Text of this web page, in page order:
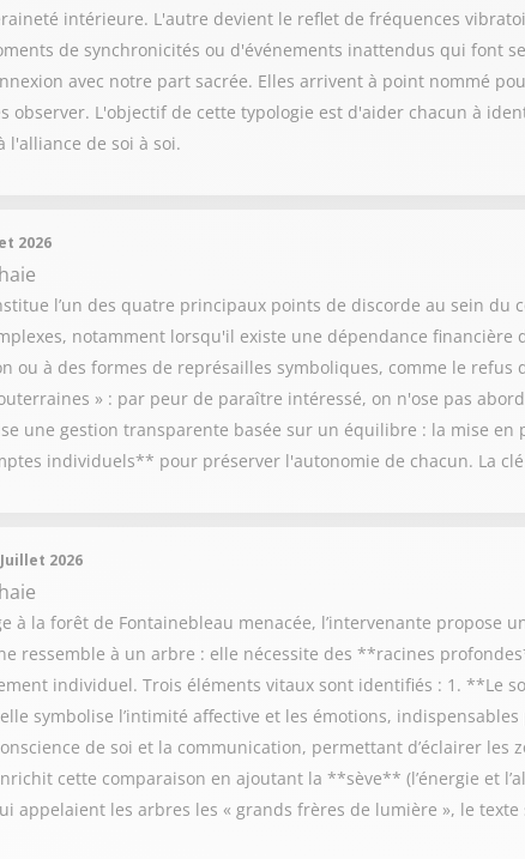
intérieure. L'autre devient le reflet de fréquences
de synchronicités ou d'événements inattendus qui font
avec notre part sacrée. Elles arrivent à point nommé
observer. L'objectif de cette typologie est d'aider chacun à
l'alliance de soi à soi.
2026
l’un des quatre principaux points de discorde au sein
notamment lorsqu'il existe une dépendance
ou à des formes de représailles symboliques, comme le refus
» : par peur de paraître intéressé, on n'ose pas
une gestion transparente basée sur un équilibre : la mise
individuels** pour préserver l'autonomie de chacun. La
2026
à la forêt de Fontainebleau menacée, l’intervenante propose
ressemble à un arbre : elle nécessite des **racines
individuel. Trois éléments vitaux sont identifiés : 1. **Le
symbolise l’intimité affective et les émotions,
de soi et la communication, permettant d’éclairer les
cette comparaison en ajoutant la **sève** (l’énergie
appelaient les arbres les « grands frères de lumière », le